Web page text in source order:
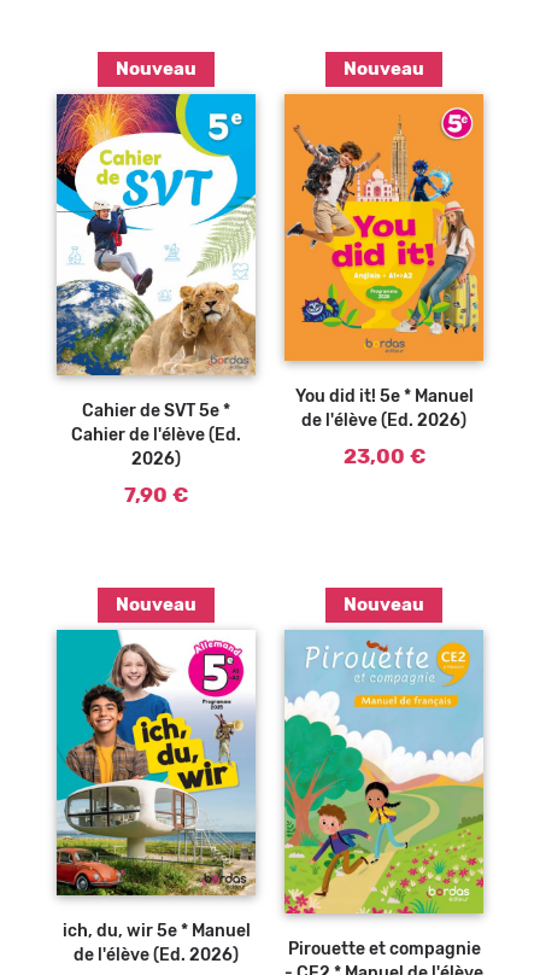
Nouveau
Ajouter au
Cahier de SVT 5e *
Cahier de l'élève (Ed.
2026)
7,90 €
Nouveau
Ajouter au
You did it! 5e * Manuel
de l'élève (Ed. 2026)
23,00 €
Nouveau
Ajouter au
ich, du, wir 5e * Manuel
de l'élève (Ed. 2026)
Nouveau
Ajouter au
Pirouette et compagnie